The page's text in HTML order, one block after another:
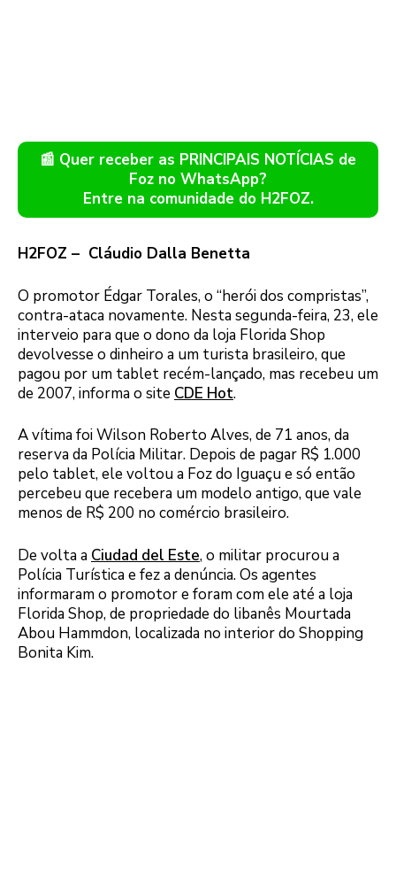
📰 Quer receber as PRINCIPAIS NOTÍCIAS de
Foz no WhatsApp?
Entre na comunidade do H2FOZ.
H2FOZ – Cláudio Dalla Benetta
O promotor Édgar Torales, o “herói dos compristas”,
contra-ataca novamente. Nesta segunda-feira, 23, ele
interveio para que o dono da loja Florida Shop
devolvesse o dinheiro a um turista brasileiro, que
pagou por um tablet recém-lançado, mas recebeu um
de 2007, informa o site CDE Hot.
A vítima foi Wilson Roberto Alves, de 71 anos, da
reserva da Polícia Militar. Depois de pagar R$ 1.000
pelo tablet, ele voltou a Foz do Iguaçu e só então
percebeu que recebera um modelo antigo, que vale
menos de R$ 200 no comércio brasileiro.
De volta a Ciudad del Este, o militar procurou a
Polícia Turística e fez a denúncia. Os agentes
informaram o promotor e foram com ele até a loja
Florida Shop, de propriedade do libanês Mourtada
Abou Hammdon, localizada no interior do Shopping
Bonita Kim.